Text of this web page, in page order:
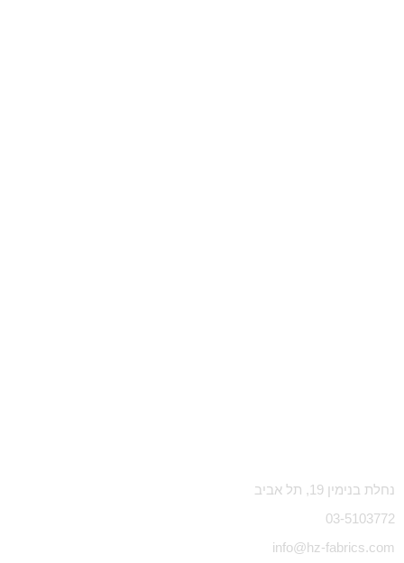
נחלת בנימין 19, תל אביב
03-5103772
info@hz-fabrics.com